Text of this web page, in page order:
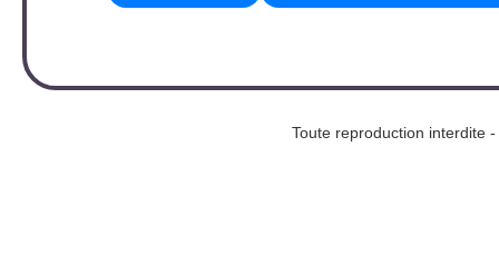
Toute reproduction interdite